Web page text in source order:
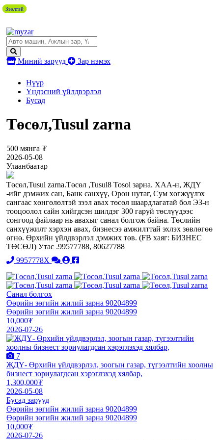
Миний зарууд Зар нэмэх
Нүүр
Үндэсний үйлдвэрлэл
Бусад
Төсөл,Tusul zarna
500 мянга ₮
2026-05-08
Улаанбаатар
Төсөл,Tusul zarna.Tөсөл ,Tusul8 Tosol зарна. XАА-н, ЖДҮ
-ийг дэмжиx сан, Банк санxүү, Орон нутаг, Сум хөгжүүлэх
сангаас хөнгөлөлтэй зээл авах төсөл шаардлагатай бол ЭЗ-н
тооцоолол сайн xийгдсэн шилдэг 300 гаруй төслүүдээс
сонгоод файлаар нь аваxыг санал болгож байна. Төслийн
санxүүжилт xэрxэн аваx, бизнесээ амжилттай эхлэx зөвлөгөө
өгнө. Өрxийн үйлдвэрлэл дэмжиx төв. (FB хаяг: БИЗНЕС
ТӨСӨЛ) Утас .99577788, 80627788
9957778X
Санал болгох
Өөрийн зөгийн жилий зарна 90204899
Өөрийн зөгийн жилий зарна 90204899
10,000₮
2026-07-26
Зээлтэй
7
ЖДҮ- Өрхийн үйлдвэрлэл, зоогын газар, түгээлтийн хоолны
бизнест зориулагдсан хэрэглэхэд хялбар,
1,300,000₮
2026-05-08
Бусад зарууд
Өөрийн зөгийн жилий зарна 90204899
Өөрийн зөгийн жилий зарна 90204899
10,000₮
2026-07-26
Зээлтэй
Зээлтэй
Зээлтэй